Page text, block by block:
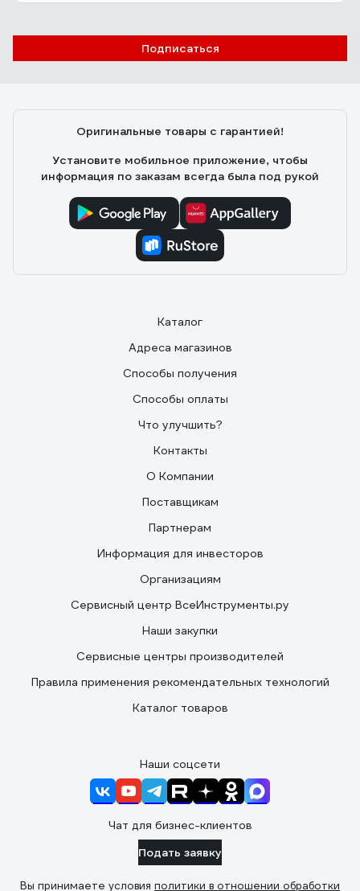
Подписаться
Оригинальные товары с гарантией!
Установите мобильное приложение, чтобы
информация по заказам всегда была под рукой
Каталог
Адреса магазинов
Способы получения
Способы оплаты
Что улучшить?
Контакты
О Компании
Поставщикам
Партнерам
Информация для инвесторов
Организациям
Сервисный центр ВсеИнструменты.ру
Наши закупки
Сервисные центры производителей
Правила применения рекомендательных технологий
Каталог товаров
Наши соцсети
Чат для бизнес-клиентов
Подать заявку
Вы принимаете условия политики в отношении обработки